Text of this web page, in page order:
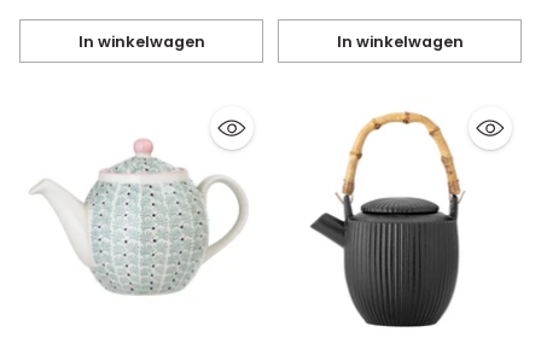
In winkelwagen
Hoeveelheid
In winkelwagen
Hoeveelheid